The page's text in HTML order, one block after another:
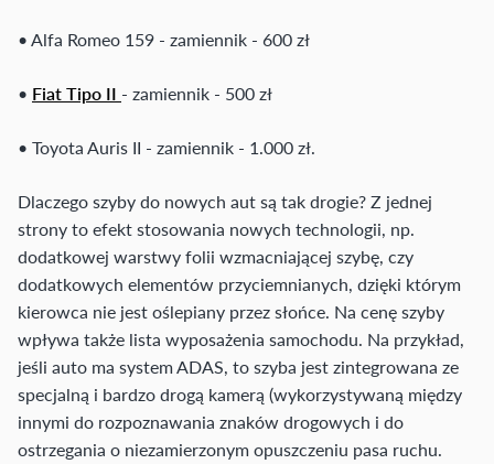
• Alfa Romeo 159 - zamiennik - 600 zł
• Fiat Tipo II - zamiennik - 500 zł
• Toyota Auris II - zamiennik - 1.000 zł.
Dlaczego szyby do nowych aut są tak drogie? Z jednej
strony to efekt stosowania nowych technologii, np.
dodatkowej warstwy folii wzmacniającej szybę, czy
dodatkowych elementów przyciemnianych, dzięki którym
kierowca nie jest oślepiany przez słońce. Na cenę szyby
wpływa także lista wyposażenia samochodu. Na przykład,
jeśli auto ma system ADAS, to szyba jest zintegrowana ze
specjalną i bardzo drogą kamerą (wykorzystywaną między
innymi do rozpoznawania znaków drogowych i do
ostrzegania o niezamierzonym opuszczeniu pasa ruchu.